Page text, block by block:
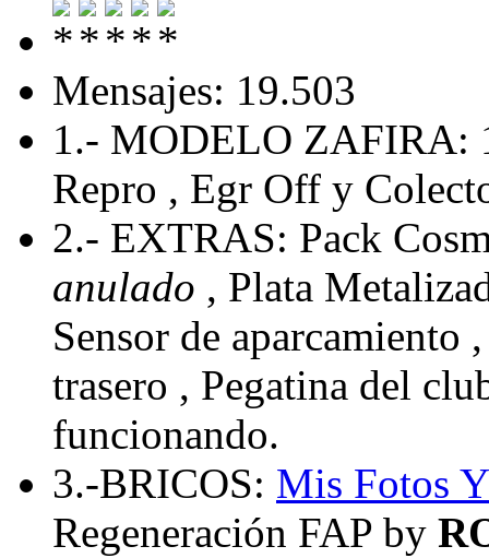
Mensajes: 19.503
1.- MODELO ZAFIRA:
Repro , Egr Off y
2.- EXTRAS: Pack
anulado , Plata
Sensor de
trasero , Pegatina del
funcionando.
3.-BRICOS: Mis Fotos
Regeneración FAP by